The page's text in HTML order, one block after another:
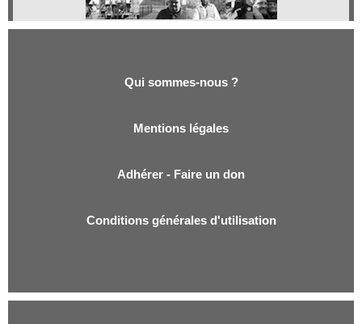
Qui sommes-nous ?
Mentions légales
Adhérer - Faire un don
Conditions générales d'utilisation